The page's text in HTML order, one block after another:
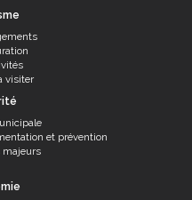
visiter
et prévention
majeurs